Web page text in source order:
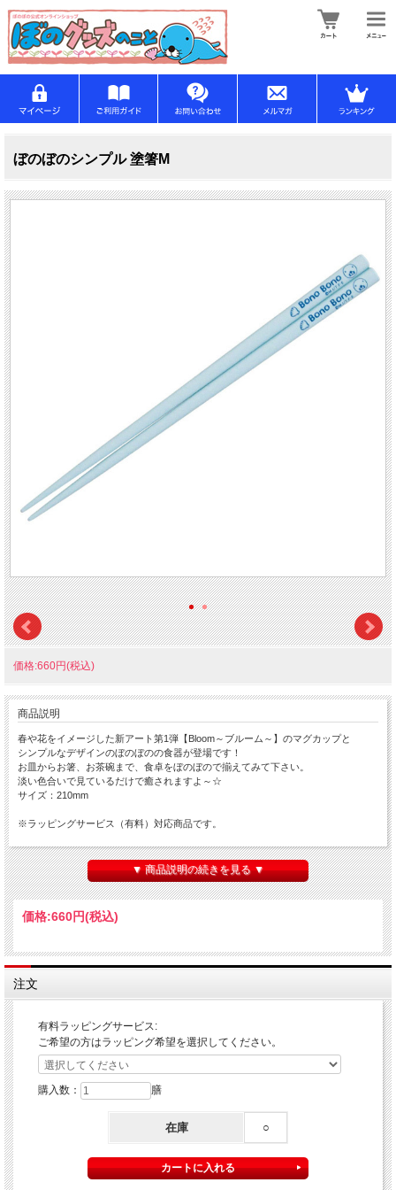
ぼのぼのシンプル 塗箸M
価格:660円(税込)
商品説明
春や花をイメージした新アート第1弾【Bloom～ブルーム～】のマグカップと
シンプルなデザインのぼのぼのの食器が登場です！
お皿からお箸、お茶碗まで、食卓をぼのぼので揃えてみて下さい。
淡い色合いで見ているだけで癒されますよ～☆
サイズ：210mm
※ラッピングサービス（有料）対応商品です。
【ラッピング（有料）ご希望の方へ】
■ラッピング費用：100円（税込）
（申込み手順）
１．上記の『有料ラッピングサービス』の「選択してください」より
『有料ラッピング（￥100）』を選択
２．『有料ラッピング（￥100）』を選択した状態で、「カートに入れる」をクリ
ック
以上で有料ラッピングの申込みは完了となります。
▼ 商品説明の続きを見る ▼
価格:660円(税込)
注文
有料ラッピングサービス:
ご希望の方はラッピング希望を選択してください。
購入数： 膳
在庫 ○